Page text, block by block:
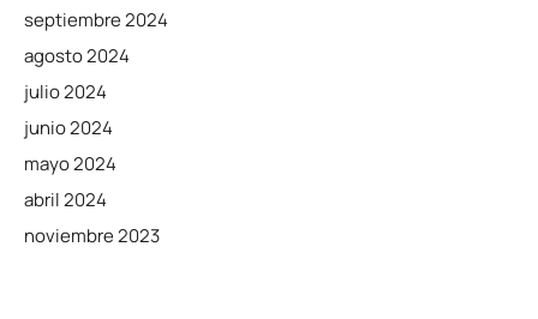
septiembre 2024
agosto 2024
julio 2024
junio 2024
mayo 2024
abril 2024
noviembre 2023